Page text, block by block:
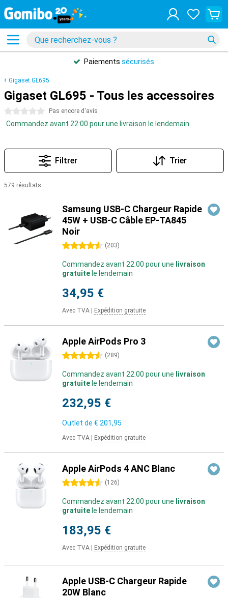
Paiements sécurisés
Gigaset GL695
Gigaset GL695 - Tous les accessoires
0 étoiles Pas encore d'avis
Commandez avant 22:00 pour une livraison le lendemain
Filtrer Trier
579 résultats
Samsung USB-C Chargeur Rapide
45W + USB-C Câble EP-TA845
Noir
4.5 étoiles (203)
Commandez avant 22:00 pour une livraison
gratuite le lendemain
34,95 €
Avec TVA Expédition gratuite
Apple AirPods Pro 3
4.5 étoiles (289)
Commandez avant 22:00 pour une livraison
gratuite le lendemain
232,95 €
Outlet de € 201,95
Avec TVA Expédition gratuite
Apple AirPods 4 ANC Blanc
4.5 étoiles (126)
Commandez avant 22:00 pour une livraison
gratuite le lendemain
183,95 €
Avec TVA Expédition gratuite
Apple USB-C Chargeur Rapide
20W Blanc